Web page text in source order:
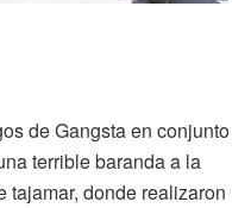
de Gangsta en conjunto
terrible baranda a la
tajamar, donde realizaron